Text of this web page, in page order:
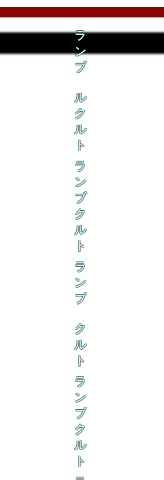
ラ
ン
ブ
ル
ク
ル
ト
ラ
ン
ブ
ク
ル
ト
ラ
ン
ブ
ク
ル
ト
ラ
ン
ブ
ク
ル
ト